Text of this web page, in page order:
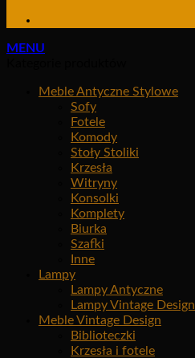
MENU
Meble Antyczne Stylowe
Sofy
Fotele
Komody
Stoły Stoliki
Krzesła
Witryny
Konsolki
Komplety
Biurka
Szafki
Inne
Lampy
Lampy Antyczne
Lampy Vintage Design
Meble Vintage Design
Biblioteczki
Krzesła i fotele